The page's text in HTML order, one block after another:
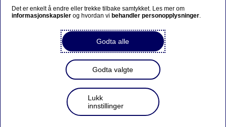
Det er enkelt å endre eller trekke tilbake samtykket. Les mer om
informasjonskapsler og hvordan vi behandler personopplysninger.
Godta alle
Godta valgte
Lukk
innstillinger